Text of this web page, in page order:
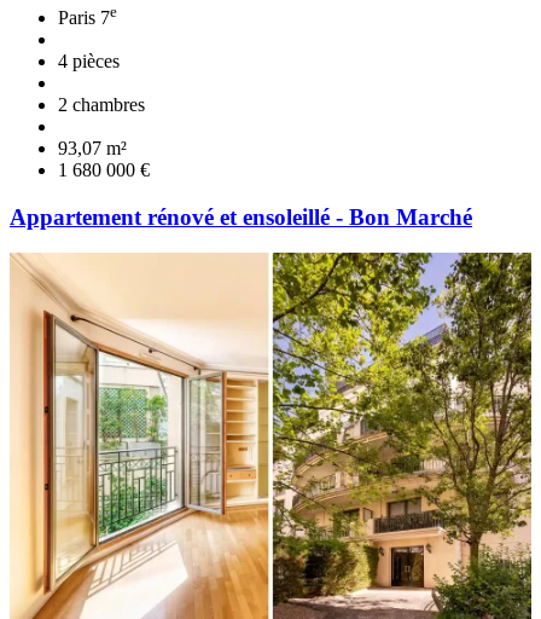
Paris 7e
4 pièces
2 chambres
93,07 m²
1 680 000 €
Appartement rénové et ensoleillé - Bon Marché